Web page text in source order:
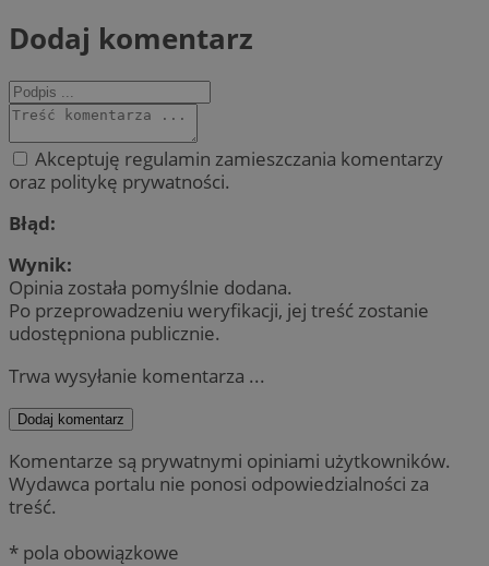
Dodaj komentarz
Akceptuję regulamin zamieszczania komentarzy
oraz politykę prywatności.
Błąd:
Wynik:
Opinia została pomyślnie dodana.
Po przeprowadzeniu weryfikacji, jej treść zostanie
udostępniona publicznie.
Trwa wysyłanie komentarza ...
Dodaj komentarz
Komentarze są prywatnymi opiniami użytkowników.
Wydawca portalu nie ponosi odpowiedzialności za
treść.
* pola obowiązkowe